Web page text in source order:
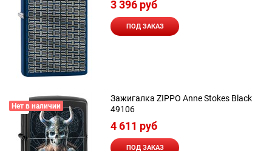
3 396 руб
ПОД ЗАКАЗ
Нет в наличии
Зажигалка ZIPPO Anne Stokes Black
49106
4 611 руб
ПОД ЗАКАЗ